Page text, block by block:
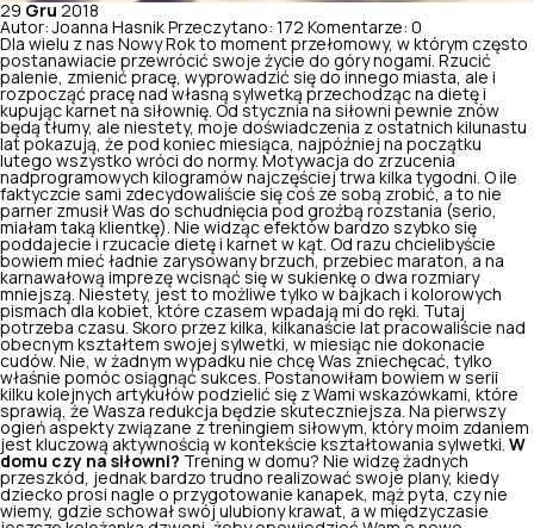
29 Gru 2018
Autor: Joanna Hasnik Przeczytano: 172 Komentarze: 0
Dla wielu z nas Nowy Rok to moment przełomowy, w którym często
postanawiacie przewrócić swoje życie do góry nogami. Rzucić
palenie, zmienić pracę, wyprowadzić się do innego miasta, ale i
rozpocząć pracę nad własną sylwetką przechodząc na dietę i
kupując karnet na siłownię. Od stycznia na siłowni pewnie znów
będą tłumy, ale niestety, moje doświadczenia z ostatnich kilunastu
lat pokazują, że pod koniec miesiąca, najpóźniej na początku
lutego wszystko wróci do normy. Motywacja do zrzucenia
nadprogramowych kilogramów najczęściej trwa kilka tygodni. O ile
faktyczcie sami zdecydowaliście się coś ze sobą zrobić, a to nie
parner zmusił Was do schudnięcia pod groźbą rozstania (serio,
miałam taką klientkę). Nie widząc efektów bardzo szybko się
poddajecie i rzucacie dietę i karnet w kąt. Od razu chcielibyście
bowiem mieć ładnie zarysowany brzuch, przebiec maraton, a na
karnawałową imprezę wcisnąć się w sukienkę o dwa rozmiary
mniejszą. Niestety, jest to możliwe tylko w bajkach i kolorowych
pismach dla kobiet, które czasem wpadają mi do ręki. Tutaj
potrzeba czasu. Skoro przez kilka, kilkanaście lat pracowaliście nad
obecnym kształtem swojej sylwetki, w miesiąc nie dokonacie
cudów. Nie, w żadnym wypadku nie chcę Was zniechęcać, tylko
właśnie pomóc osiągnąć sukces. Postanowiłam bowiem w serii
kilku kolejnych artykułów podzielić się z Wami wskazówkami, które
sprawią, że Wasza redukcja będzie skuteczniejsza. Na pierwszy
ogień aspekty związane z treningiem siłowym, który moim zdaniem
jest kluczową aktywnością w kontekście kształtowania sylwetki. W
domu czy na siłowni? Trening w domu? Nie widzę żadnych
przeszkód, jednak bardzo trudno realizować swoje plany, kiedy
dziecko prosi nagle o przygotowanie kanapek, mąż pyta, czy nie
wiemy, gdzie schował swój ulubiony krawat, a w międzyczasie